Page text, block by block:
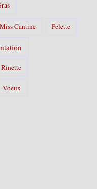
Miss Cantine Pelette
Rinette
Voeux